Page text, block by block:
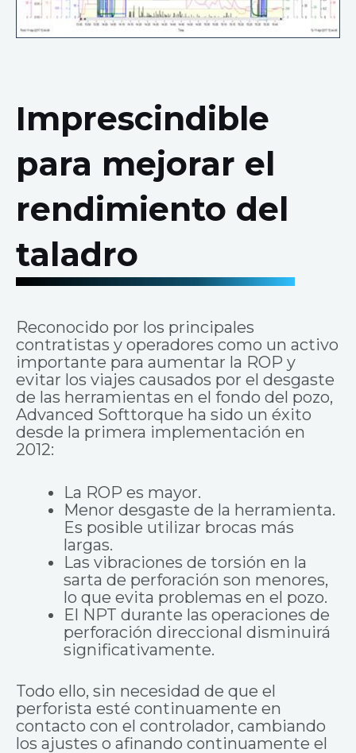
Imprescindible
para mejorar el
rendimiento del
taladro
Reconocido por los principales
contratistas y operadores como un activo
importante para aumentar la ROP y
evitar los viajes causados por el desgaste
de las herramientas en el fondo del pozo,
Advanced Softtorque ha sido un éxito
desde la primera implementación en
2012:
La ROP es mayor.
Menor desgaste de la herramienta.
Es posible utilizar brocas más
largas.
Las vibraciones de torsión en la
sarta de perforación son menores,
lo que evita problemas en el pozo.
El NPT durante las operaciones de
perforación direccional disminuirá
significativamente.
Todo ello, sin necesidad de que el
perforista esté continuamente en
contacto con el controlador, cambiando
los ajustes o afinando continuamente el